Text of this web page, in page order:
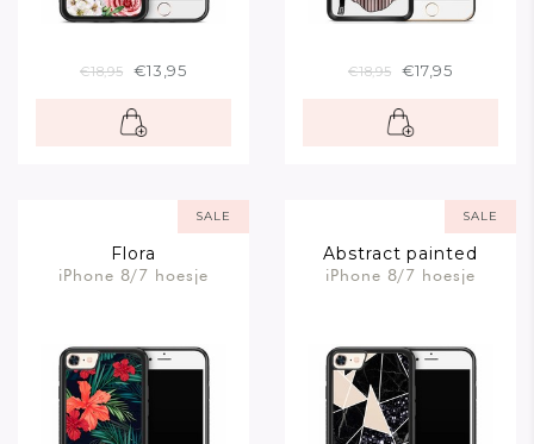
€18,95 €13,95 €18,95 €17,95
SALE
Flora
iPhone 8/7 hoesje
SALE
Abstract painted
iPhone 8/7 hoesje